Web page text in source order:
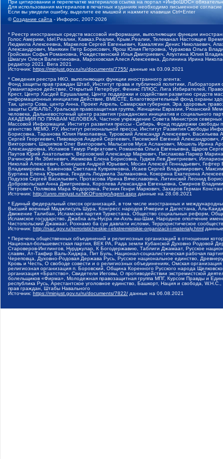
При цитировании и перепечатке материалов ссылка на портал «ИнфоШОС»
Для использования материалов в печатных изданиях необходимо письменное
Если вы увидели ошибку, выделите ее мышкой и нажмите клавиши Ctrl+Enter
©Создание сайта - Инфорос, 2007-2026
* Реестр иностранных средств массовой информации, выполняющих функции
Голос Америки, Idel.Реалии, Кавказ.Реалии, Крым.Реалии, Телеканал Настоящее
Людмила Алексеевна, Маркелов Сергей Евгеньевич, Камалягин Денис Николаевич,
Александрович, Маняхин Петр Борисович, Ярош Юлия Петровна, Чуракова Ольга
Гройсман Софья Романовна, Рождественский Илья Дмитриевич, Апухтина Юлия
Шмагун Олеся Валентиновна, Мароховская Алеся Алексеевна, Долинина Ирина
редактор 2021, Вега 2021
Источник: https://minjust.gov.ru/ru/documents/7755/ данные на 03.09.2021
* Сведения реестра НКО, выполняющих функции иностранного агента:
Фонд защиты прав граждан Штаб, Институт права и публичной политики,
Гуманитарное действие, Открытый Петербург, Феникс ПЛЮС, Лига Избирателей,
Крест, Центр Хасдей Ерушалаим, Центр поддержки и содействия развитию средств
информационных инициатив Действие, ВМЕСТЕ, Благотворительный фонд охраны
Так, центр Сова, центр Анна, Проект Апрель, Самарская губерния, Эра здоровья,
защиты СИБАЛЬТ, Уральская правозащитная группа, Женщины Евразии, Рязанский
человека, Дальневосточный центр развития гражданских инициатив и социального
АКАДЕМИЯ ПО ПРАВАМ ЧЕЛОВЕКА, Частное учреждение Совета Министров северных
Массовой Информации, Институт развития прессы - Сибирь, Фонд поддержки
агентство МЕМО. РУ, Институт региональной прессы, Институт Развития Свободы
Борисовна, Таранова Юлия Николаевна, Туровский Александр Алексеевич,
Сергей Георгиевич, Пивоваров Андрей Сергеевич, Писемский Евгений
Викторович, Шарипков Олег Викторович, Мальсагов Муса Асланович, Мошель Ирина
Александровна, Исламов Тимур Рифгатович, Романова Ольга Евгеньевна, Щаров
Паутов Юрий Анатольевич, Верховский Александр Маркович, Пислакова-Паркер
Рачинский Ян Збигневич, Жемкова Елена Борисовна, Гудков Лев Дмитриевич,
Николай Алексеевич, Блинушов Андрей Юрьевич, Мосин Алексей Геннадьевич,
Владимировна, Баженова Светлана Куприяновна, Исаев Сергей Владимирович,
Буртина Елена Юрьевна, Гендель Людмила Залмановна, Кокорина Екатерина
Подузов Сергей Васильевич, Протасова Ирина Вячеславовна, Литинский Леонид
Добровольская Анна Дмитриевна, Королева Александра Евгеньевна, Смирнов
Петрович, Полякова Мара Федоровна, Резник Генри Маркович, Захаров Герман
Источник: http://unro.minjust.ru/NKOForeignAgent.aspx данные на 28.08.2021
* Единый федеральный список организаций, в том числе иностранных и
Высший военный Маджлисуль Шура, Конгресс народов Ичкерии и Дагестана, Аль-
Движение Талибан, Исламская партия Туркестана, Общество социальных реформ,
Исламское государство, Джабха аль-Нусра ли-Ахль аш-Шам, Народное ополчение
Чистопольский Джамаат, Рохнамо ба суи давлати исломи, Террористическое
Источник: http://nac.gov.ru/terroristicheskie-i-ekstremistskie-organizacii-i-materialy.html
* Перечень общественных объединений и религиозных организаций в отношении
Национал-большевистская партия, ВЕК РА, Рада земли Кубанской Духовно Родовой
Староверов-Инглингов, Нурджулар, К Богодержавию, Таблиги Джамаат, Русское
славян, Ат-Такфир Валь-Хиджра, Пит Буль, Национал-социалистическая рабочая
Череповца, Духовно-Родовая Держава Русь, Русское национальное единство,
Кровь и Честь, О свободе совести и о религиозных объединениях, Омская
религиозная организация п. Боровский, Община Коренного Русского народа
организация «Братство», Свидетели Иеговы, О противодействии экстремистской
болельщиков «Фирма», Молодежная правозащитная группа МПГ, Курсом Правды и
республика Русь, Арестантское уголовное единство, Башкорт, Нация и свобода,
прав граждан, Штабы Навального
Источник: https://minjust.gov.ru/ru/documents/7822/ данные на 06.08.2021